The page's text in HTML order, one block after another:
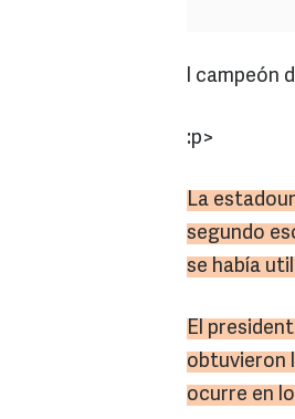
l campeón
:p>
La
segundo
se había
El
obtuvieron
ocurre en